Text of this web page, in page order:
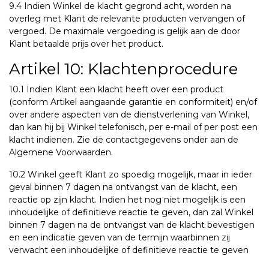
9.4 Indien Winkel de klacht gegrond acht, worden na
overleg met Klant de relevante producten vervangen of
vergoed. De maximale vergoeding is gelijk aan de door
Klant betaalde prijs over het product.
Artikel 10: Klachtenprocedure
10.1 Indien Klant een klacht heeft over een product
(conform Artikel aangaande garantie en conformiteit) en/of
over andere aspecten van de dienstverlening van Winkel,
dan kan hij bij Winkel telefonisch, per e-mail of per post een
klacht indienen. Zie de contactgegevens onder aan de
Algemene Voorwaarden.
10.2 Winkel geeft Klant zo spoedig mogelijk, maar in ieder
geval binnen 7 dagen na ontvangst van de klacht, een
reactie op zijn klacht. Indien het nog niet mogelijk is een
inhoudelijke of definitieve reactie te geven, dan zal Winkel
binnen 7 dagen na de ontvangst van de klacht bevestigen
en een indicatie geven van de termijn waarbinnen zij
verwacht een inhoudelijke of definitieve reactie te geven